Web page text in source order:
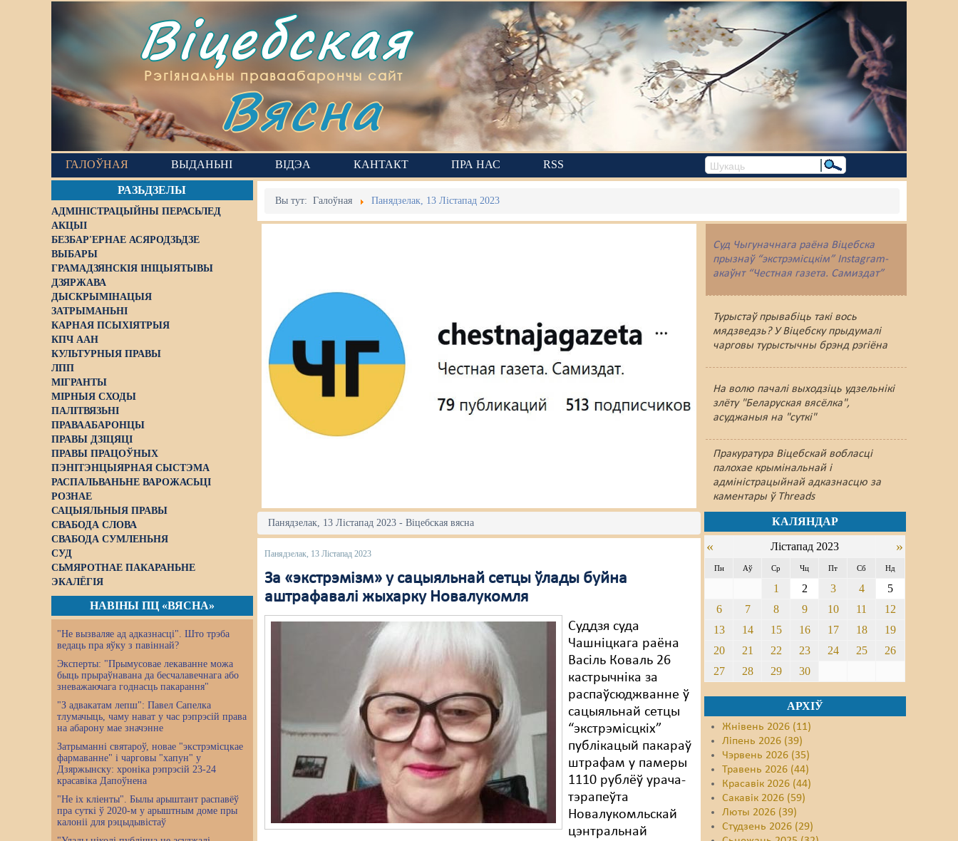
Віцебская
Рэгіянальны праваабарончы сайт
Вясна
ГАЛОЎНАЯ ВЫДАНЬНІ ВІДЭА КАНТАКТ ПРА НАС RSS
РАЗЬДЗЕЛЫ
АДМІНІСТРАЦЫЙНЫ ПЕРАСЬЛЕД
АКЦЫІ
БЕЗБАР'ЕРНАЕ АСЯРОДЗЬДЗЕ
ВЫБАРЫ
ГРАМАДЗЯНСКІЯ ІНІЦЫЯТЫВЫ
ДЗЯРЖАВА
ДЫСКРЫМІНАЦЫЯ
ЗАТРЫМАНЬНІ
КАРНАЯ ПСЫХІЯТРЫЯ
КПЧ ААН
КУЛЬТУРНЫЯ ПРАВЫ
ЛПП
МІГРАНТЫ
МІРНЫЯ СХОДЫ
ПАЛІТВЯЗЬНІ
ПРАВААБАРОНЦЫ
ПРАВЫ ДЗІЦЯЦІ
ПРАВЫ ПРАЦОЎНЫХ
ПЭНІТЭНЦЫЯРНАЯ СЫСТЭМА
РАСПАЛЬВАНЬНЕ ВАРОЖАСЬЦІ
РОЗНАЕ
САЦЫЯЛЬНЫЯ ПРАВЫ
СВАБОДА СЛОВА
СВАБОДА СУМЛЕНЬНЯ
СУД
СЬМЯРОТНАЕ ПАКАРАНЬНЕ
ЭКАЛЁГІЯ
НАВІНЫ ПЦ «ВЯСНА»
"Не вызваляе ад адказнасці". Што трэба
ведаць пра яўку з павіннай?
Эксперты: "Прымусовае лекаванне можа
быць прыраўнавана да бесчалавечнага або
зневажаючага годнасць пакарання"
"З адвакатам лепш": Павел Сапелка
тлумачыць, чаму нават у час рэпрэсій права
на абарону мае значэнне
Затрыманні святароў, новае "экстрэмісцкае
фармаванне" і чарговы "хапун" у
Дзяржынску: хроніка рэпрэсій 23-24
красавіка Дапоўнена
"Не іх кліенты". Былы арыштант распавёў
пра суткі ў 2020-м у арыштным доме пры
калоніі для рэцыдывістаў
Вы тут:Галоўная Панядзелак, 13 Лістапад 2023
Суд Чыгуначнага раёна Віцебска
прызнаў “экстрэмісцкім” Instagram-
акаўнт “Честная газета. Самиздат”
Турыстаў прывабіць такі вось
мядзведзь? У Віцебску прыдумалі
чарговы турыстычны брэнд рэгіёна
На волю пачалі выходзіць удзельнікі
злёту "Беларуская вясёлка",
асуджаныя на "суткі"
Пракуратура Віцебскай вобласці
палохае крымінальнай і
адміністрацыйнай адказнасцю за
каментары ў Threads
Панядзелак, 13 Лістапад 2023 - Віцебская вясна
Панядзелак, 13 Лістапад 2023
За «экстрэмізм» у сацыяльнай сетцы ўлады буйна
аштрафавалі жыхарку Новалукомля
Суддзя суда
Чашніцкага раёна
Васіль Коваль 26
кастрычніка за
распаўсюджванне ў
сацыяльнай сетцы
“экстрэмісцкіх”
публікацый пакараў
штрафам у памеры
1110 рублёў урача-
тэрапеўта
Новалукомльскай
цэнтральнай
КАЛЯНДАР
« Лістапад 2023 »
Пн Аў Ср Чц Пт Сб Нд
1 2 3 4
5
6
7 8 9 10 11
12
13
14 15 16 17 18
19
20
21 22 23 24 25
26
27
28 29 30
АРХІЎ
Жнівень 2026 (11)
Ліпень 2026 (39)
Чэрвень 2026 (35)
Травень 2026 (44)
Красавік 2026 (44)
Сакавік 2026 (59)
Люты 2026 (39)
Студзень 2026 (29)